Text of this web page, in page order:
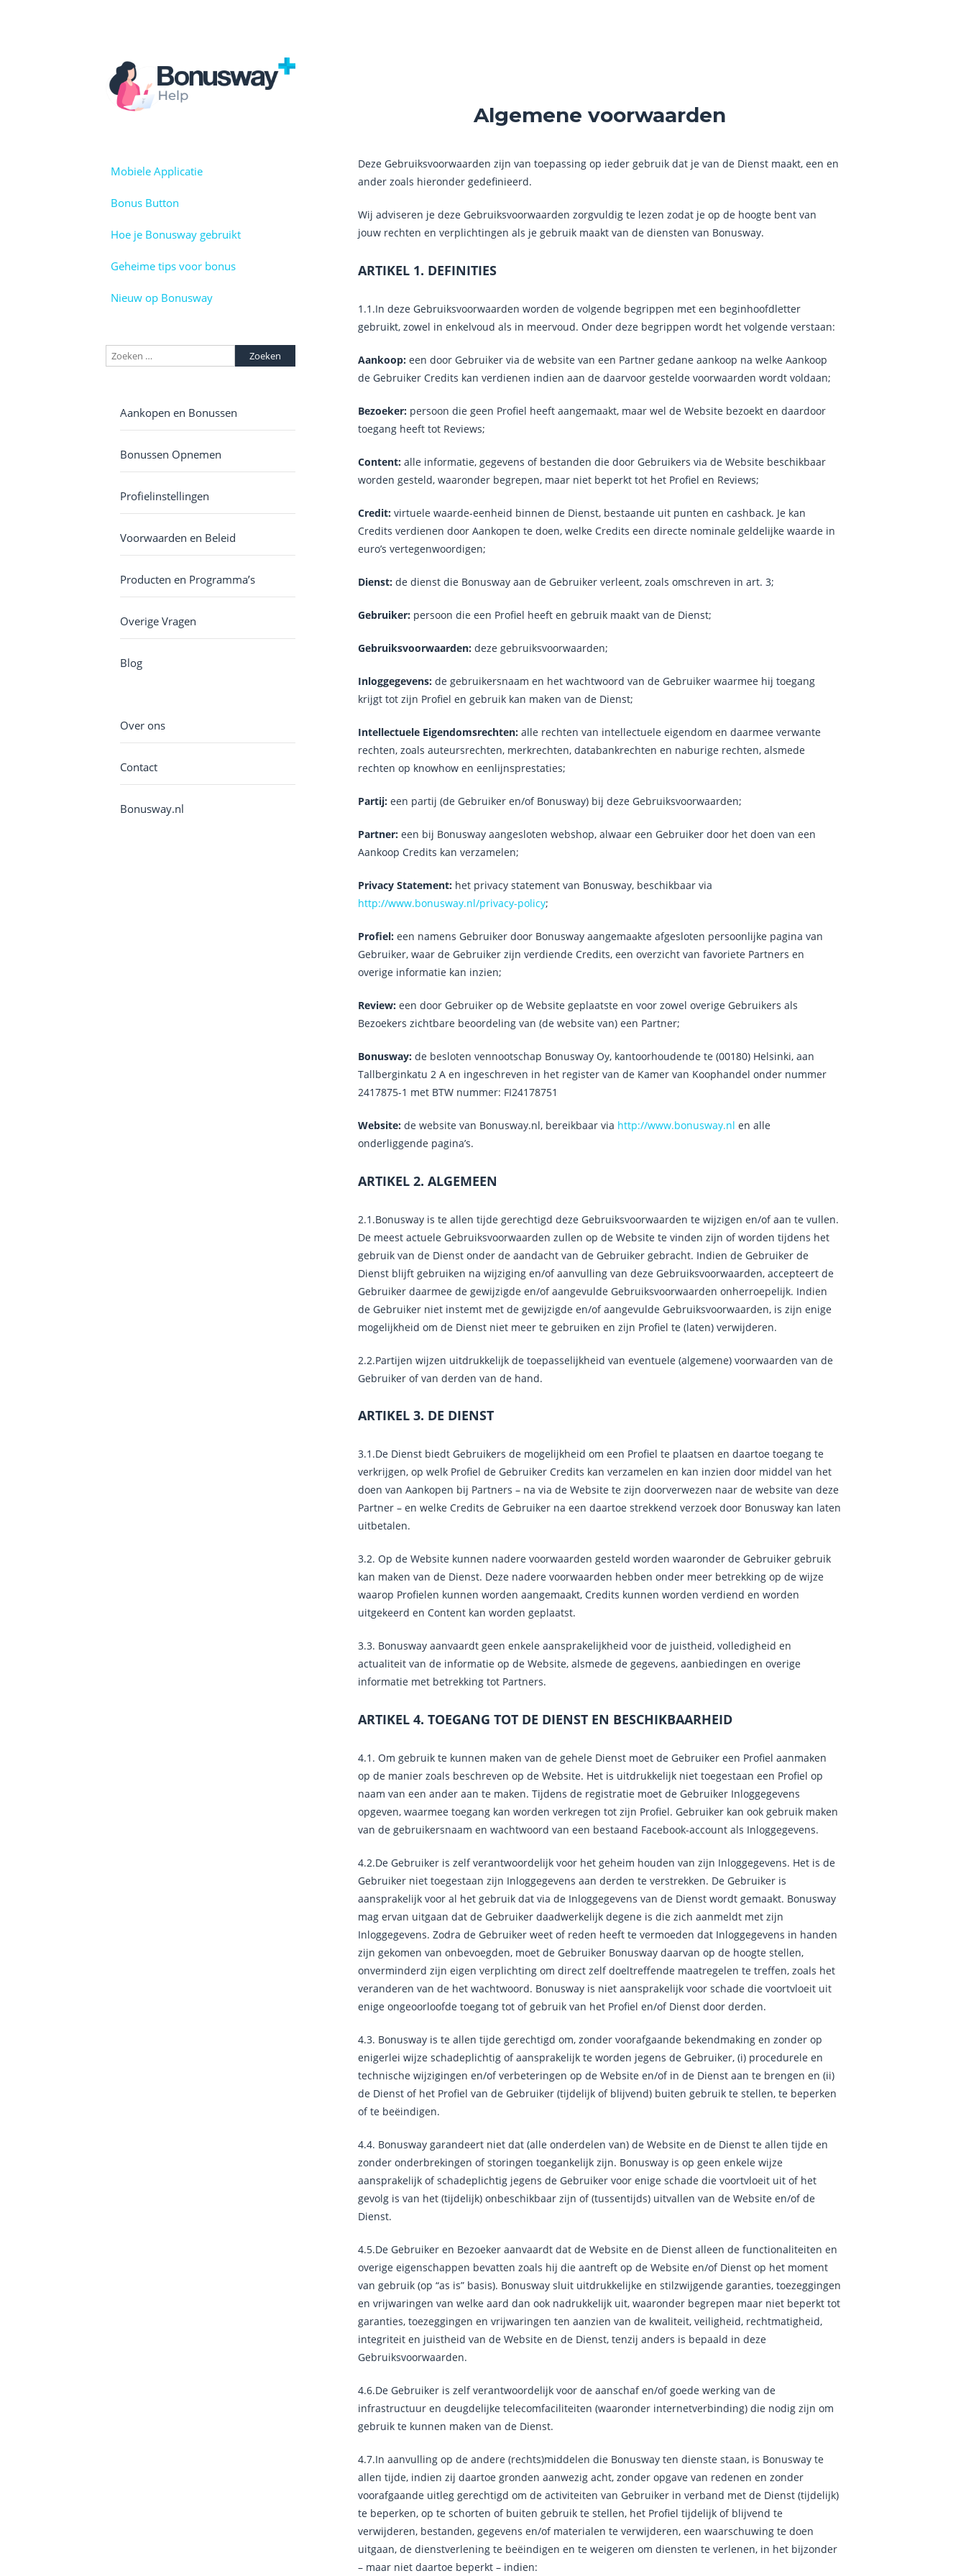
content
Mobiele Applicatie
Bonus Button
Hoe je Bonusway gebruikt
Geheime tips voor bonus
Nieuw op Bonusway
Zoeken
naar:
Aankopen en Bonussen
Bonussen Opnemen
Profielinstellingen
Voorwaarden en Beleid
Producten en Programma’s
Overige Vragen
Blog
Over ons
Contact
Bonusway.nl
Algemene voorwaarden
Deze Gebruiksvoorwaarden zijn van toepassing op ieder gebruik dat je van de Dienst maakt, een en
ander zoals hieronder gedefinieerd.
Wij adviseren je deze Gebruiksvoorwaarden zorgvuldig te lezen zodat je op de hoogte bent van
jouw rechten en verplichtingen als je gebruik maakt van de diensten van Bonusway.
ARTIKEL 1. DEFINITIES
1.1.In deze Gebruiksvoorwaarden worden de volgende begrippen met een beginhoofdletter
gebruikt, zowel in enkelvoud als in meervoud. Onder deze begrippen wordt het volgende verstaan:
Aankoop: een door Gebruiker via de website van een Partner gedane aankoop na welke Aankoop
de Gebruiker Credits kan verdienen indien aan de daarvoor gestelde voorwaarden wordt voldaan;
Bezoeker: persoon die geen Profiel heeft aangemaakt, maar wel de Website bezoekt en daardoor
toegang heeft tot Reviews;
Content: alle informatie, gegevens of bestanden die door Gebruikers via de Website beschikbaar
worden gesteld, waaronder begrepen, maar niet beperkt tot het Profiel en Reviews;
Credit: virtuele waarde-eenheid binnen de Dienst, bestaande uit punten en cashback. Je kan
Credits verdienen door Aankopen te doen, welke Credits een directe nominale geldelijke waarde in
euro’s vertegenwoordigen;
Dienst: de dienst die Bonusway aan de Gebruiker verleent, zoals omschreven in art. 3;
Gebruiker: persoon die een Profiel heeft en gebruik maakt van de Dienst;
Gebruiksvoorwaarden: deze gebruiksvoorwaarden;
Inloggegevens: de gebruikersnaam en het wachtwoord van de Gebruiker waarmee hij toegang
krijgt tot zijn Profiel en gebruik kan maken van de Dienst;
Intellectuele Eigendomsrechten: alle rechten van intellectuele eigendom en daarmee verwante
rechten, zoals auteursrechten, merkrechten, databankrechten en naburige rechten, alsmede
rechten op knowhow en eenlijnsprestaties;
Partij: een partij (de Gebruiker en/of Bonusway) bij deze Gebruiksvoorwaarden;
Partner: een bij Bonusway aangesloten webshop, alwaar een Gebruiker door het doen van een
Aankoop Credits kan verzamelen;
Privacy Statement: het privacy statement van Bonusway, beschikbaar via
http://www.bonusway.nl/privacy-policy;
Profiel: een namens Gebruiker door Bonusway aangemaakte afgesloten persoonlijke pagina van
Gebruiker, waar de Gebruiker zijn verdiende Credits, een overzicht van favoriete Partners en
overige informatie kan inzien;
Review: een door Gebruiker op de Website geplaatste en voor zowel overige Gebruikers als
Bezoekers zichtbare beoordeling van (de website van) een Partner;
Bonusway: de besloten vennootschap Bonusway Oy, kantoorhoudende te (00180) Helsinki, aan
Tallberginkatu 2 A en ingeschreven in het register van de Kamer van Koophandel onder nummer
2417875-1 met BTW nummer: FI24178751
Website: de website van Bonusway.nl, bereikbaar via http://www.bonusway.nl en alle
onderliggende pagina’s.
ARTIKEL 2. ALGEMEEN
2.1.Bonusway is te allen tijde gerechtigd deze Gebruiksvoorwaarden te wijzigen en/of aan te vullen.
De meest actuele Gebruiksvoorwaarden zullen op de Website te vinden zijn of worden tijdens het
gebruik van de Dienst onder de aandacht van de Gebruiker gebracht. Indien de Gebruiker de
Dienst blijft gebruiken na wijziging en/of aanvulling van deze Gebruiksvoorwaarden, accepteert de
Gebruiker daarmee de gewijzigde en/of aangevulde Gebruiksvoorwaarden onherroepelijk. Indien
de Gebruiker niet instemt met de gewijzigde en/of aangevulde Gebruiksvoorwaarden, is zijn enige
mogelijkheid om de Dienst niet meer te gebruiken en zijn Profiel te (laten) verwijderen.
2.2.Partijen wijzen uitdrukkelijk de toepasselijkheid van eventuele (algemene) voorwaarden van de
Gebruiker of van derden van de hand.
ARTIKEL 3. DE DIENST
3.1.De Dienst biedt Gebruikers de mogelijkheid om een Profiel te plaatsen en daartoe toegang te
verkrijgen, op welk Profiel de Gebruiker Credits kan verzamelen en kan inzien door middel van het
doen van Aankopen bij Partners – na via de Website te zijn doorverwezen naar de website van deze
Partner – en welke Credits de Gebruiker na een daartoe strekkend verzoek door Bonusway kan laten
uitbetalen.
3.2. Op de Website kunnen nadere voorwaarden gesteld worden waaronder de Gebruiker gebruik
kan maken van de Dienst. Deze nadere voorwaarden hebben onder meer betrekking op de wijze
waarop Profielen kunnen worden aangemaakt, Credits kunnen worden verdiend en worden
uitgekeerd en Content kan worden geplaatst.
3.3. Bonusway aanvaardt geen enkele aansprakelijkheid voor de juistheid, volledigheid en
actualiteit van de informatie op de Website, alsmede de gegevens, aanbiedingen en overige
informatie met betrekking tot Partners.
ARTIKEL 4. TOEGANG TOT DE DIENST EN BESCHIKBAARHEID
4.1. Om gebruik te kunnen maken van de gehele Dienst moet de Gebruiker een Profiel aanmaken
op de manier zoals beschreven op de Website. Het is uitdrukkelijk niet toegestaan een Profiel op
naam van een ander aan te maken. Tijdens de registratie moet de Gebruiker Inloggegevens
opgeven, waarmee toegang kan worden verkregen tot zijn Profiel. Gebruiker kan ook gebruik maken
van de gebruikersnaam en wachtwoord van een bestaand Facebook-account als Inloggegevens.
4.2.De Gebruiker is zelf verantwoordelijk voor het geheim houden van zijn Inloggegevens. Het is de
Gebruiker niet toegestaan zijn Inloggegevens aan derden te verstrekken. De Gebruiker is
aansprakelijk voor al het gebruik dat via de Inloggegevens van de Dienst wordt gemaakt. Bonusway
mag ervan uitgaan dat de Gebruiker daadwerkelijk degene is die zich aanmeldt met zijn
Inloggegevens. Zodra de Gebruiker weet of reden heeft te vermoeden dat Inloggegevens in handen
zijn gekomen van onbevoegden, moet de Gebruiker Bonusway daarvan op de hoogte stellen,
onverminderd zijn eigen verplichting om direct zelf doeltreffende maatregelen te treffen, zoals het
veranderen van de het wachtwoord. Bonusway is niet aansprakelijk voor schade die voortvloeit uit
enige ongeoorloofde toegang tot of gebruik van het Profiel en/of Dienst door derden.
4.3. Bonusway is te allen tijde gerechtigd om, zonder voorafgaande bekendmaking en zonder op
enigerlei wijze schadeplichtig of aansprakelijk te worden jegens de Gebruiker, (i) procedurele en
technische wijzigingen en/of verbeteringen op de Website en/of in de Dienst aan te brengen en (ii)
de Dienst of het Profiel van de Gebruiker (tijdelijk of blijvend) buiten gebruik te stellen, te beperken
of te beëindigen.
4.4. Bonusway garandeert niet dat (alle onderdelen van) de Website en de Dienst te allen tijde en
zonder onderbrekingen of storingen toegankelijk zijn. Bonusway is op geen enkele wijze
aansprakelijk of schadeplichtig jegens de Gebruiker voor enige schade die voortvloeit uit of het
gevolg is van het (tijdelijk) onbeschikbaar zijn of (tussentijds) uitvallen van de Website en/of de
Dienst.
4.5.De Gebruiker en Bezoeker aanvaardt dat de Website en de Dienst alleen de functionaliteiten en
overige eigenschappen bevatten zoals hij die aantreft op de Website en/of Dienst op het moment
van gebruik (op “as is” basis). Bonusway sluit uitdrukkelijke en stilzwijgende garanties, toezeggingen
en vrijwaringen van welke aard dan ook nadrukkelijk uit, waaronder begrepen maar niet beperkt tot
garanties, toezeggingen en vrijwaringen ten aanzien van de kwaliteit, veiligheid, rechtmatigheid,
integriteit en juistheid van de Website en de Dienst, tenzij anders is bepaald in deze
Gebruiksvoorwaarden.
4.6.De Gebruiker is zelf verantwoordelijk voor de aanschaf en/of goede werking van de
infrastructuur en deugdelijke telecomfaciliteiten (waaronder internetverbinding) die nodig zijn om
gebruik te kunnen maken van de Dienst.
4.7.In aanvulling op de andere (rechts)middelen die Bonusway ten dienste staan, is Bonusway te
allen tijde, indien zij daartoe gronden aanwezig acht, zonder opgave van redenen en zonder
voorafgaande uitleg gerechtigd om de activiteiten van Gebruiker in verband met de Dienst (tijdelijk)
te beperken, op te schorten of buiten gebruik te stellen, het Profiel tijdelijk of blijvend te
verwijderen, bestanden, gegevens en/of materialen te verwijderen, een waarschuwing te doen
uitgaan, de dienstverlening te beëindigen en te weigeren om diensten te verlenen, in het bijzonder
– maar niet daartoe beperkt – indien: